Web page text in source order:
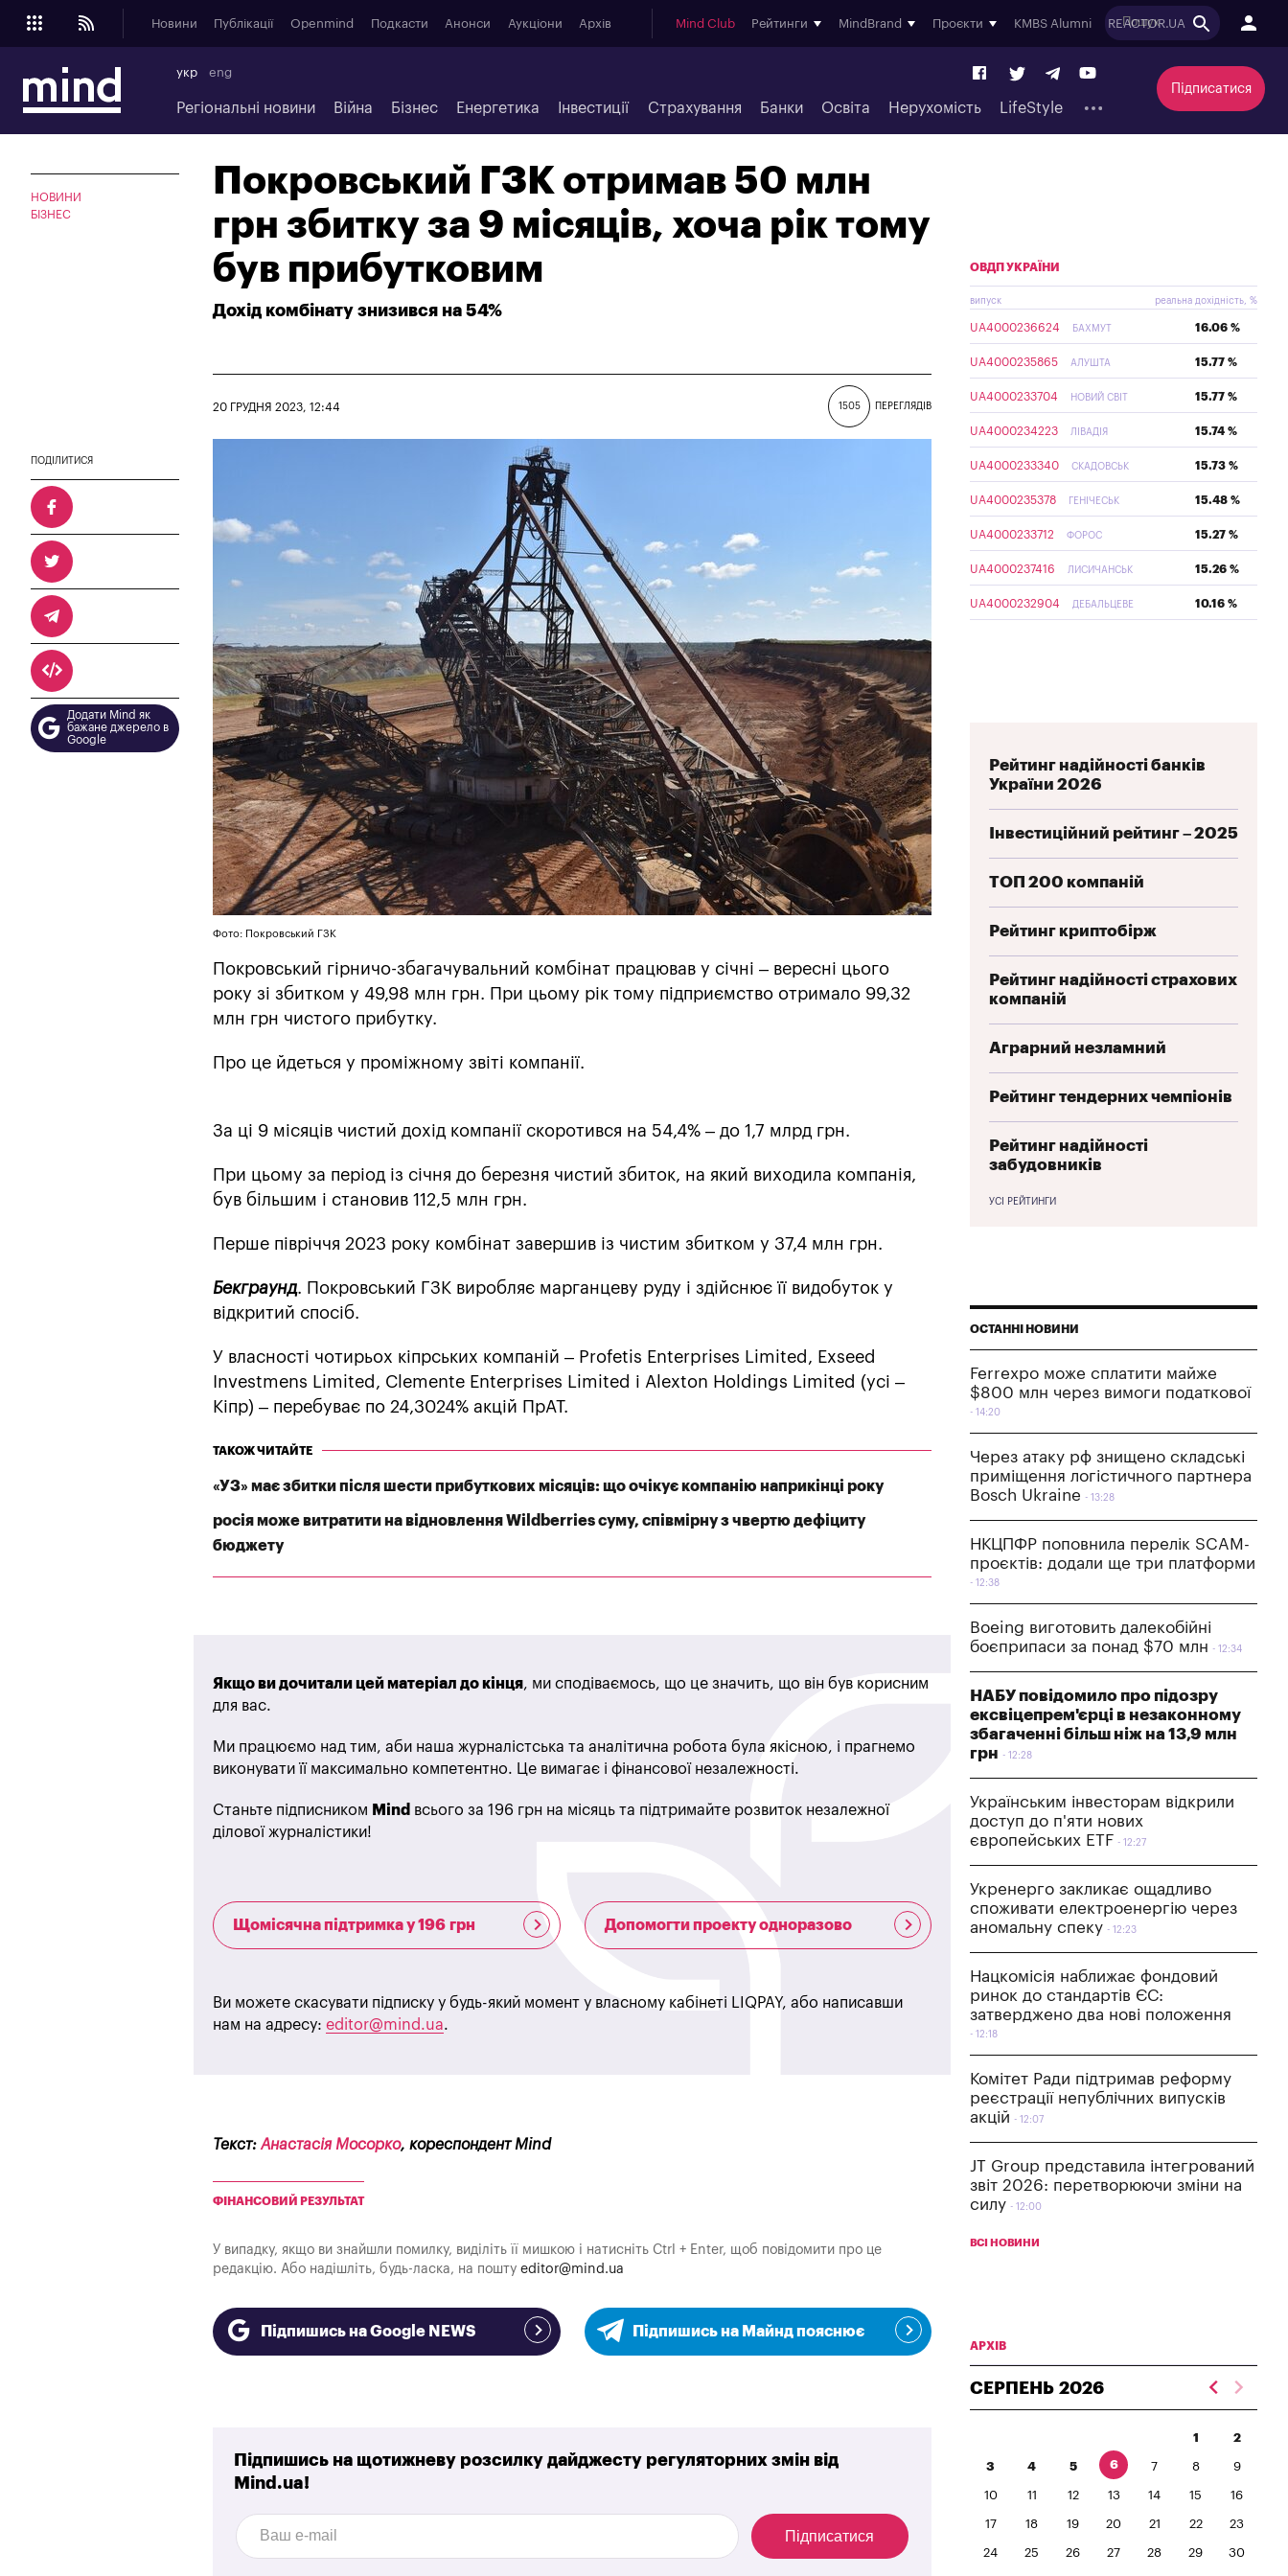
Новини Публікації Openmind Подкасти Анонси Аукціони Архів Mind Club Рейтинги MindBrand Проєкти KMBS Alumni REACTOR.UA
укр eng
Регіональні новини Війна Бізнес Енергетика Інвестиції Страхування Банки Освіта Нерухомість LifeStyle
Підписатися
НОВИНИ
БІЗНЕС
Покровський ГЗК отримав 50 млн
грн збитку за 9 місяців, хоча рік тому
був прибутковим
Дохід комбінату знизився на 54%
1505 ПЕРЕГЛЯДІВ
20 ГРУДНЯ 2023, 12:44
ПОДІЛИТИСЯ
Додати Mind як
бажане джерело в
Google
Фото: Покровський ГЗК
Покровський гірничо-збагачувальний комбінат працював у січні – вересні цього
року зі збитком у 49,98 млн грн. При цьому рік тому підприємство отримало 99,32
млн грн чистого прибутку.
Про це йдеться у проміжному звіті компанії.
За ці 9 місяців чистий дохід компанії скоротився на 54,4% – до 1,7 млрд грн.
При цьому за період із січня до березня чистий збиток, на який виходила компанія,
був більшим і становив 112,5 млн грн.
Перше півріччя 2023 року комбінат завершив із чистим збитком у 37,4 млн грн.
Бекграунд. Покровський ГЗК виробляє марганцеву руду і здійснює її видобуток у
відкритий спосіб.
У власності чотирьох кіпрських компаній – Profetis Enterprises Limited, Exseed
Investmens Limited, Clemente Enterprises Limited і Alexton Holdings Limited (усі –
Кіпр) – перебуває по 24,3024% акцій ПрАТ.
ТАКОЖ ЧИТАЙТЕ
«УЗ» має збитки після шести прибуткових місяців: що очікує компанію наприкінці року
росія може витратити на відновлення Wildberries суму, співмірну з чвертю дефіциту
бюджету
Якщо ви дочитали цей матеріал до кінця, ми сподіваємось, що це значить, що він був корисним
для вас.
Ми працюємо над тим, аби наша журналістська та аналітична робота була якісною, і прагнемо
виконувати її максимально компетентно. Це вимагає і фінансової незалежності.
Станьте підписником Mind всього за 196 грн на місяць та підтримайте розвиток незалежної
ділової журналістики!
Щомісячна підтримка у 196 грн Допомогти проекту одноразово
Ви можете скасувати підписку у будь-який момент у власному кабінеті LIQPAY, або написавши
нам на адресу: editor@mind.ua.
Текст: Анастасія Мосорко, кореспондент Mind
ФІНАНСОВИЙ РЕЗУЛЬТАТ
У випадку, якщо ви знайшли помилку, виділіть її мишкою і натисніть Ctrl + Enter, щоб повідомити про це
редакцію. Або надішліть, будь-ласка, на пошту editor@mind.ua
Підпишись на Google NEWS Підпишись на Майнд пояснює
Підпишись на щотижневу розсилку дайджесту регуляторних змін від
Mind.ua!
Підписатися
ОВДП УКРАЇНИ
випуск реальна дохідність, %
UA4000236624 БАХМУТ 16.06 %
UA4000235865 АЛУШТА 15.77 %
UA4000233704 НОВИЙ СВІТ 15.77 %
UA4000234223 ЛІВАДІЯ 15.74 %
UA4000233340 СКАДОВСЬК 15.73 %
UA4000235378 ГЕНІЧЕСЬК 15.48 %
UA4000233712 ФОРОС 15.27 %
UA4000237416 ЛИСИЧАНСЬК 15.26 %
UA4000232904 ДЕБАЛЬЦЕВЕ 10.16 %
Рейтинг надійності банків
України 2026
Інвестиційний рейтинг – 2025
ТОП 200 компаній
Рейтинг криптобірж
Рейтинг надійності страхових
компаній
Аграрний незламний
Рейтинг тендерних чемпіонів
Рейтинг надійності
забудовників
УСІ РЕЙТИНГИ
ОСТАННІ НОВИНИ
Ferrexpo може сплатити майже
$800 млн через вимоги податкової
14:20
Через атаку рф знищено складські
приміщення логістичного партнера
Bosch Ukraine
13:28
НКЦПФР поповнила перелік SCAM-
проєктів: додали ще три платформи
12:38
Boeing виготовить далекобійні
боєприпаси за понад $70 млн
12:34
НАБУ повідомило про підозру
ексвіцепрем'єрці в незаконному
збагаченні більш ніж на 13,9 млн
грн
12:28
Українським інвесторам відкрили
доступ до п'яти нових
європейських ETF
12:27
Укренерго закликає ощадливо
споживати електроенергію через
аномальну спеку
12:23
Нацкомісія наближає фондовий
ринок до стандартів ЄС:
затверджено два нові положення
12:18
Комітет Ради підтримав реформу
реєстрації непублічних випусків
акцій
12:07
JT Group представила інтегрований
звіт 2026: перетворюючи зміни на
силу
12:00
ВСІ НОВИНИ
АРХІВ
СЕРПЕНЬ 2026
1 2
3 4 5 6 7 8 9
10 11 12 13 14 15 16
17 18 19 20 21 22 23
24 25 26 27 28 29 30